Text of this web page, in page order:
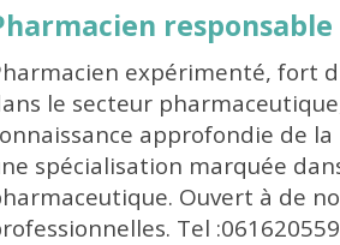
responsable
expérimenté, fort
le secteur
approfondie de
spécialisation marquée
Ouvert à de
Tel